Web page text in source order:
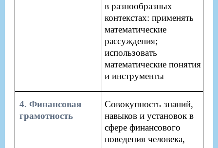
в разнообразных
контекстах: применять
математические
рассуждения;
использовать
математические понятия
и инструменты
​4. Финансовая
грамотность​
​Совокупность знаний,
навыков и установок в
сфере финансового
поведения человека,